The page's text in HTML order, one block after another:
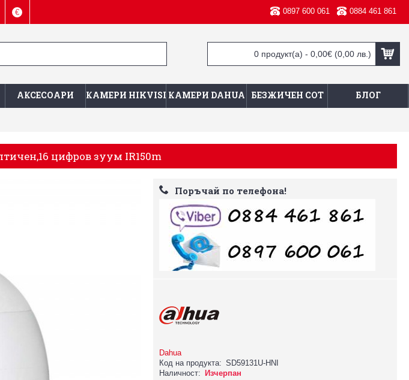
€ 0897 600 061 0884 461 861
0 продукт(а) - 0,00€(0,00 лв.)
АКСЕСОАРИ КАМЕРИ HIKVISIONКАМЕРИ DAHUA БЕЗЖИЧЕН СОТ БЛОГ
цифров зуум IR150m
Поръчай по телефона!
Dahua
Код на продукта: SD59131U-HNI
Наличност:
Изчерпан